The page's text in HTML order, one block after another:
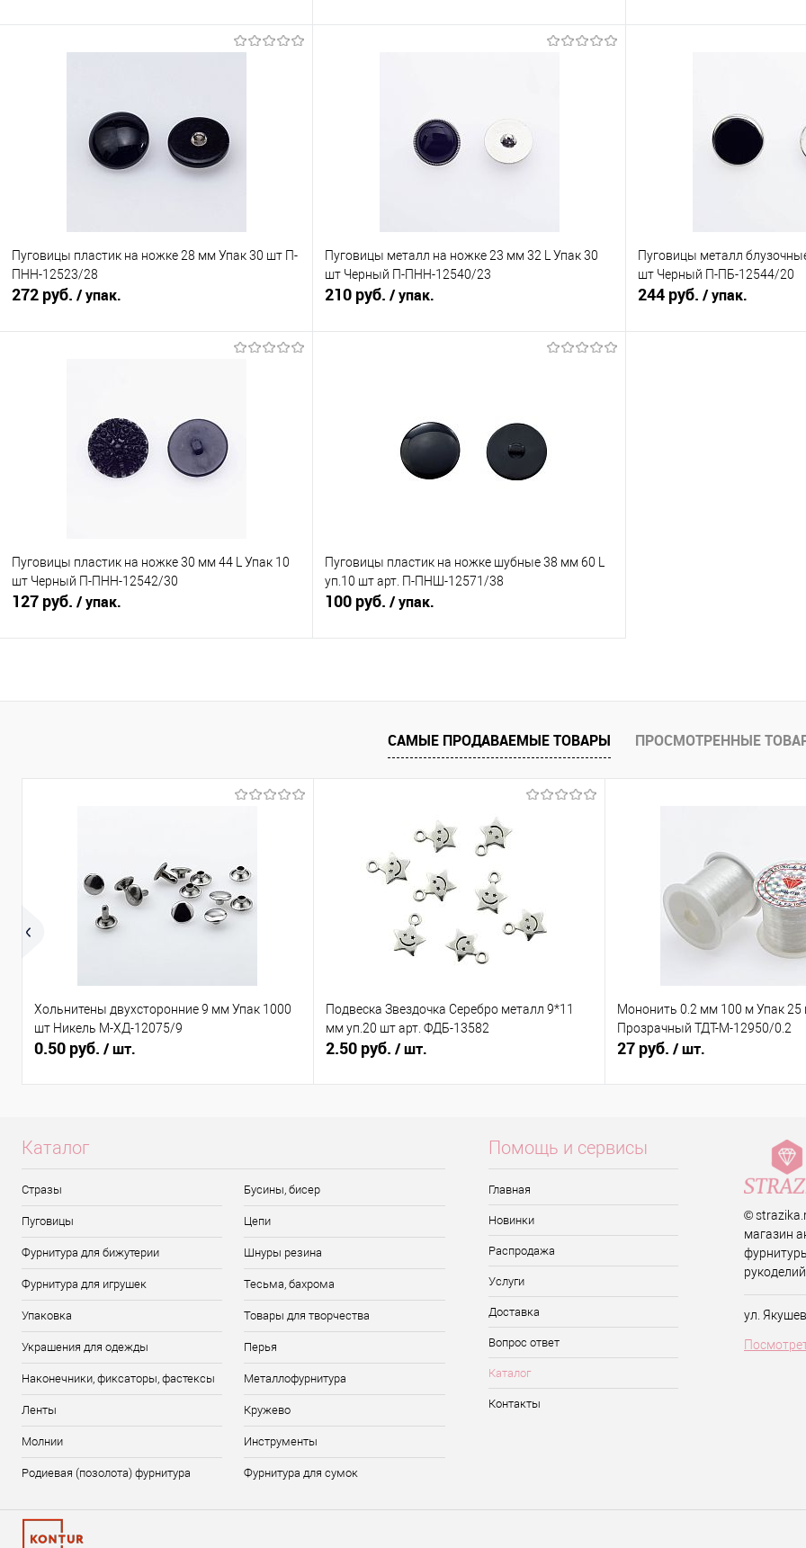
В избранное
Под заказ Под заказ
В избранное
Пуговицы пластик на ножке 28 мм Упак 30 шт П-
ПНН-12523/28
272 руб. / упак.
В избранное
Под заказ
Пуговицы металл на ножке 23 мм 32 L Упак 30
шт Черный П-ПНН-12540/23
210 руб. / упак.
В избранное
Под заказ
Пуговицы металл
шт Черный П-ПБ-12544/20
244 руб. / упак.
Пуговицы пластик на ножке 30 мм 44 L Упак 10
шт Черный П-ПНН-12542/30
127 руб. / упак.
Пуговицы пластик на ножке шубные 38 мм 60 L
уп.10 шт арт. П-ПНШ-12571/38
100 руб. / упак.
САМЫЕ ПРОДАВАЕМЫЕ ТОВАРЫ ПРОСМОТРЕННЫЕ
Хольнитены двухсторонние 9 мм Упак 1000
шт Никель М-ХД-12075/9
0.50 руб. / шт.
Подвеска Звездочка Серебро металл 9*11
мм уп.20 шт арт. ФДБ-13582
2.50 руб. / шт.
Мононить 0.2 мм 100 м Упак 25
Прозрачный ТДТ-М-12950/0.2
27 руб. / шт.
Каталог
Стразы Бусины, бисер
Пуговицы Цепи
Фурнитура для бижутерии Шнуры резина
Фурнитура для игрушек Тесьма, бахрома
Упаковка Товары для творчества
Украшения для одежды Перья
Наконечники, фиксаторы, фастексы Металлофурнитура
Ленты Кружево
Молнии Инструменты
Родиевая (позолота) фурнитура Фурнитура для сумок
Помощь и сервисы
Главная
Новинки
Распродажа
Услуги
Доставка
Вопрос ответ
Каталог
Контакты
©
магазин
ул.